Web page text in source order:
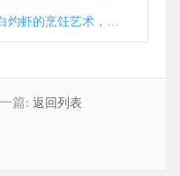
白灼虾的烹饪艺术，掌握时间与技巧，尽享美食之乐
篇: 返回列表